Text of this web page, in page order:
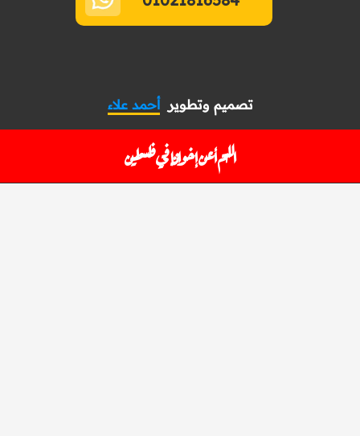
تصميم وتطويرأحمد علاء
اللهم أعن إخواننا في فلسطين